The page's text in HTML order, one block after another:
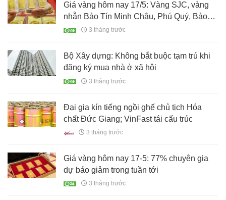
Giá vàng hôm nay 17/5: Vàng SJC, vàng
nhẫn Bảo Tín Minh Châu, Phú Quý, Bảo
Tín Mạnh Hải, Doji còn bao nhiêu?
3 tháng trước
Bộ Xây dựng: Không bắt buộc tạm trú khi
đăng ký mua nhà ở xã hội
3 tháng trước
Đại gia kín tiếng ngồi ghế chủ tịch Hóa
chất Đức Giang; VinFast tái cấu trúc
3 tháng trước
Giá vàng hôm nay 17-5: 77% chuyên gia
dự báo giảm trong tuần tới
3 tháng trước